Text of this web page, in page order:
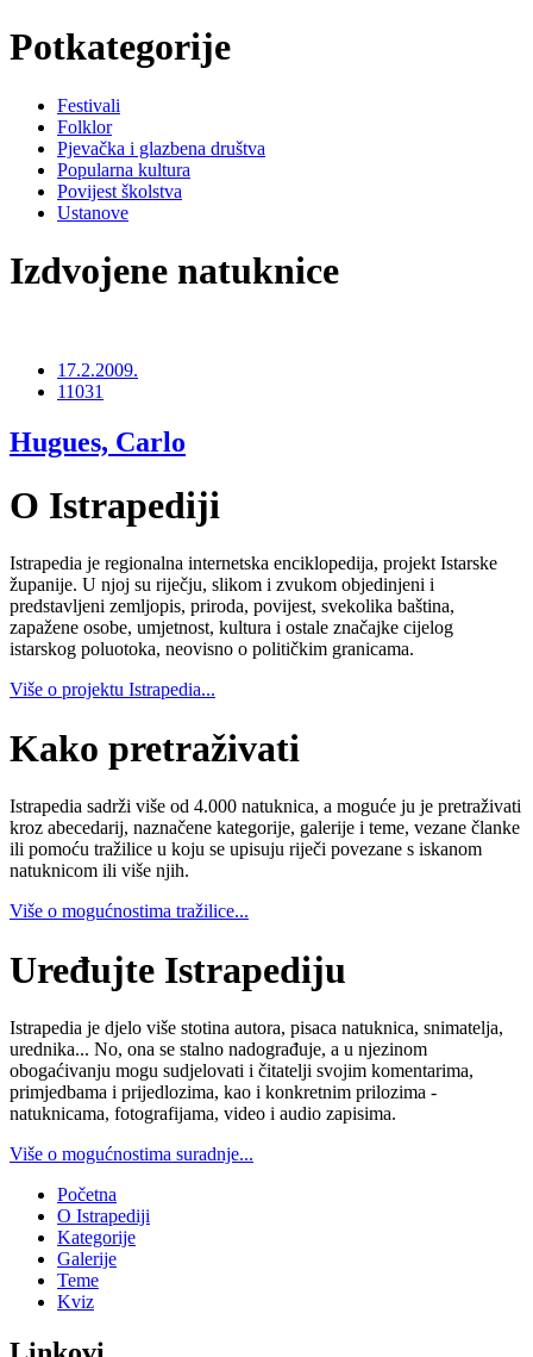
Potkategorije
Festivali
Folklor
Pjevačka i glazbena društva
Popularna kultura
Povijest školstva
Ustanove
Izdvojene natuknice
17.2.2009.
11031
Hugues, Carlo
O Istrapediji
Istrapedia je regionalna internetska enciklopedija, projekt Istarske
županije. U njoj su riječju, slikom i zvukom objedinjeni i
predstavljeni zemljopis, priroda, povijest, svekolika baština,
zapažene osobe, umjetnost, kultura i ostale značajke cijelog
istarskog poluotoka, neovisno o političkim granicama.
Više o projektu Istrapedia...
Kako pretraživati
Istrapedia sadrži više od 4.000 natuknica, a moguće ju je pretraživati
kroz abecedarij, naznačene kategorije, galerije i teme, vezane članke
ili pomoću tražilice u koju se upisuju riječi povezane s iskanom
natuknicom ili više njih.
Više o mogućnostima tražilice...
Uređujte Istrapediju
Istrapedia je djelo više stotina autora, pisaca natuknica, snimatelja,
urednika... No, ona se stalno nadograđuje, a u njezinom
obogaćivanju mogu sudjelovati i čitatelji svojim komentarima,
primjedbama i prijedlozima, kao i konkretnim prilozima -
natuknicama, fotografijama, video i audio zapisima.
Više o mogućnostima suradnje...
Početna
O Istrapediji
Kategorije
Galerije
Teme
Kviz